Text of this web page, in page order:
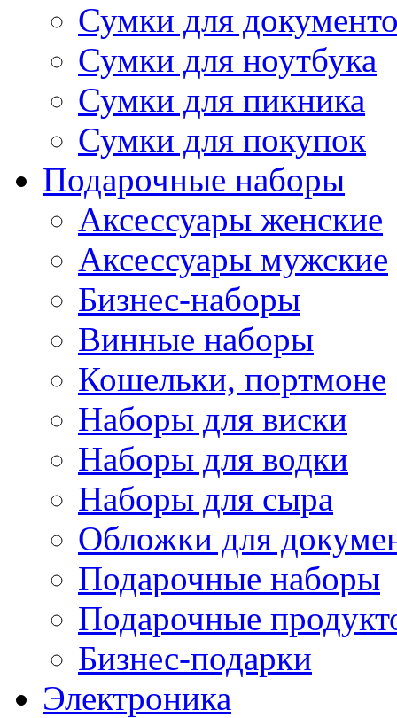
Сумки для
Сумки для ноутбука
Сумки для пикника
Сумки для покупок
Подарочные наборы
Аксессуары женские
Аксессуары мужские
Бизнес-наборы
Винные наборы
Кошельки, портмоне
Наборы для виски
Наборы для водки
Наборы для сыра
Обложки для
Подарочные наборы
Подарочные
Бизнес-подарки
Электроника